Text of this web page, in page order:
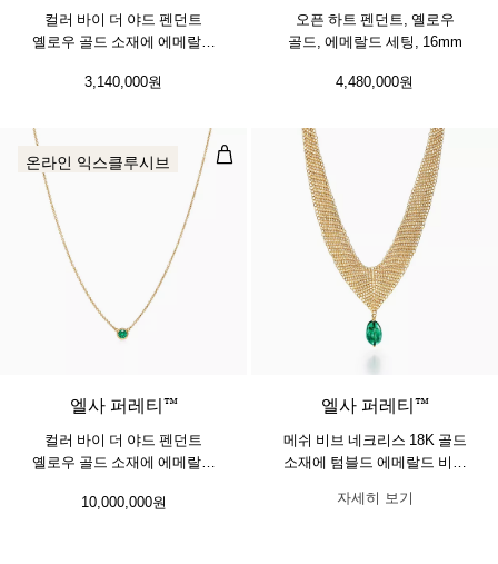
컬러 바이 더 야드 펜던트
옐로우 골드 소재에 에메랄드
3,140,000원
오픈 하트 펜던트, 옐로우
골드, 에메랄드 세팅, 16mm
4,480,000원
컬러 바이 더 야드 펜던트 옐로우
2 소재
온라인 익스클루시브
엘사 퍼레티™
컬러 바이 더 야드 펜던트
옐로우 골드 소재에 에메랄드
10,000,000원
엘사 퍼레티™
메쉬 비브 네크리스 18K 골드
소재에 텀블드 에메랄드 비드
자세히 보기